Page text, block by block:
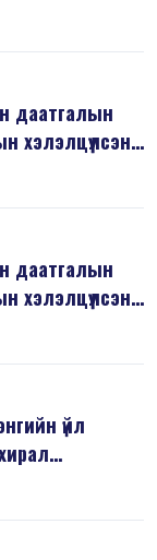
даатгалын
хэлэлцүүлсэн
даатгалын
хэлэлцүүлсэн
үйл